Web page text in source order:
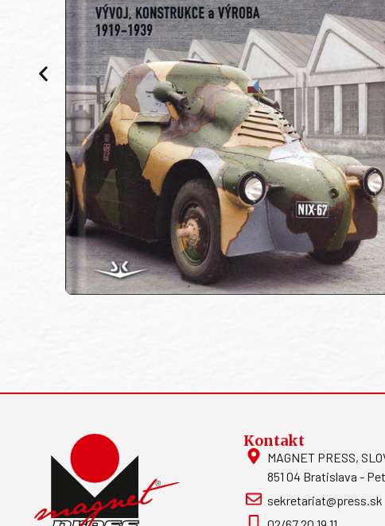
Kontakt
MAGNET PRESS,
851 04 Bratislava -
sekretariat@press.sk